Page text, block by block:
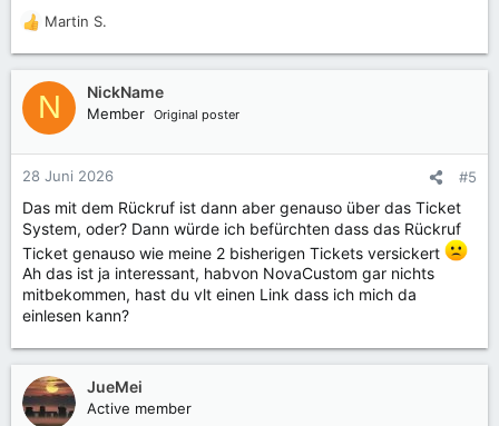
R
a
k
t
n
n
:
Martin S.
N NickName
Member Original poster
28 Juni 2026 #5
Das mit dem Rückruf ist dann aber genauso über das Ticket
System, oder? Dann würde ich befürchten dass das Rückruf
Ticket genauso wie meine 2 bisherigen Tickets versickert
Ah das ist ja interessant, habvon NovaCustom gar nichts
mitbekommen, hast du vlt einen Link dass ich mich da
einlesen kann?
JueMei
Active member